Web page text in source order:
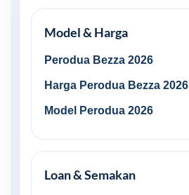
Model & Harga
Perodua Bezza 2026
Harga Perodua Bezza 2026
Model Perodua 2026
Loan & Semakan